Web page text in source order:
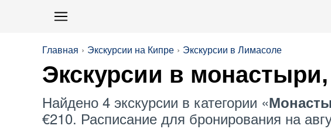
Главная Экскурсии на Кипре Экскурсии в Лимасоле
Экскурсии в
Найдено 4 экскурсии в категории «
€210. Расписание для бронирования на